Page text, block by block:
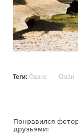
Теги: Оазис Оман
Понравился
друзьями: